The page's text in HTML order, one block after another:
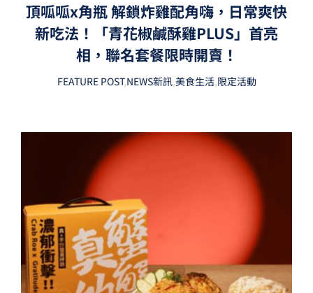
頂呱呱x角瓶 解鎖炸雞配角嗨，日常爽快
新吃法！「青花椒鹹酥雞PLUS」首亮
相，聯名套餐限時開賣！
FEATURE POST,NEWS新訊,美食生活,限定活動